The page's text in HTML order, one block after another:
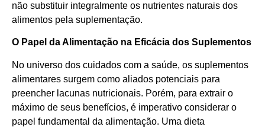
não substituir integralmente os nutrientes naturais dos
alimentos pela suplementação.
O Papel da Alimentação na Eficácia dos Suplementos
No universo dos cuidados com a saúde, os suplementos
alimentares surgem como aliados potenciais para
preencher lacunas nutricionais. Porém, para extrair o
máximo de seus benefícios, é imperativo considerar o
papel fundamental da alimentação. Uma dieta